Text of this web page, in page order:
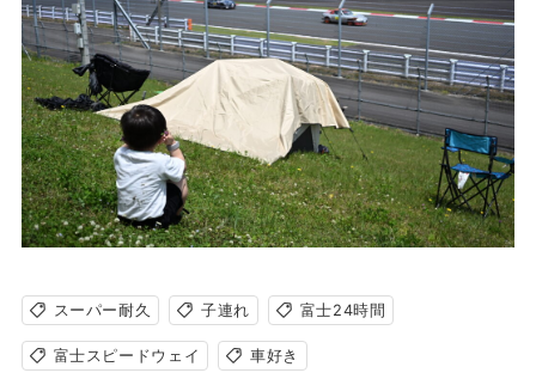
スーパー耐久 子連れ 富士24時間
富士スピードウェイ 車好き